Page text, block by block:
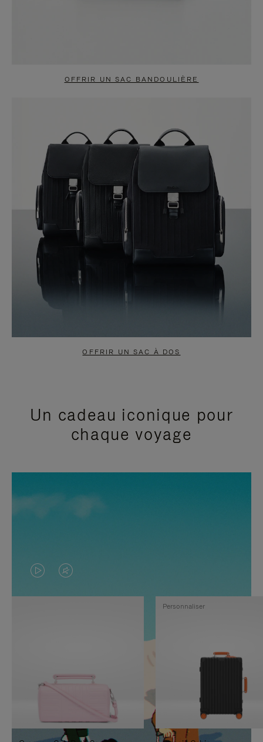
OFFRIR UN SAC BANDOULIÈRE
OFFRIR UN SAC À DOS
Un cadeau iconique pour
chaque voyage
LA
VIDÉO
PAUSE,
APPUYEZ
SUR
LE
SON
DÉSACTIVÉ.
VEUILLEZ
Personnaliser